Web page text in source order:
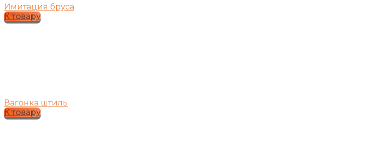
Имитация бруса
К товару
Вагонка штиль
К товару